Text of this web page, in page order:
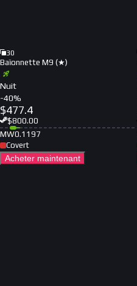
30
Baïonnette M9 (★)
Nuit
-40%
$477.4
$800.00
MW0.1197
Covert
Acheter maintenant